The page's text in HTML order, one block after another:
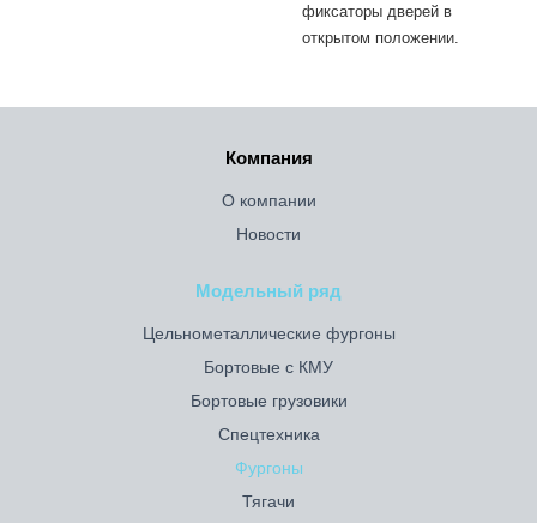
фиксаторы дверей в
открытом положении.
Компания
О компании
Новости
Модельный ряд
Цельнометаллические фургоны
Бортовые с КМУ
Бортовые грузовики
Спецтехника
Фургоны
Тягачи